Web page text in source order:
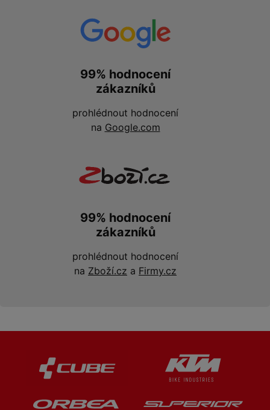
99% hodnocení
zákazníků
prohlédnout hodnocení
na Google.com
99% hodnocení
zákazníků
prohlédnout hodnocení
na Zboží.cz a Firmy.cz